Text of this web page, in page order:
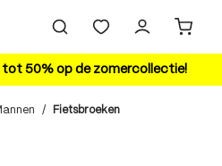
tot 50% op de zomercollectie!
/ Fietsbroeken